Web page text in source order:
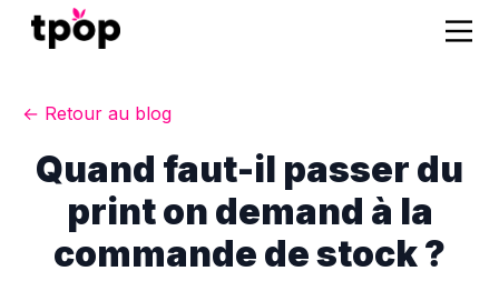
← Retour au blog
Quand faut-il passer du
print on demand à la
commande de stock ?